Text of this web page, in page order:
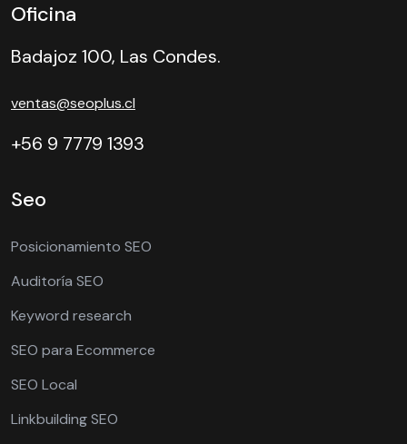
Oficina
Badajoz 100, Las Condes.
ventas@seoplus.cl
+56 9 7779 1393
Seo
Posicionamiento SEO
Auditoría SEO
Keyword research
SEO para Ecommerce
SEO Local
Linkbuilding SEO